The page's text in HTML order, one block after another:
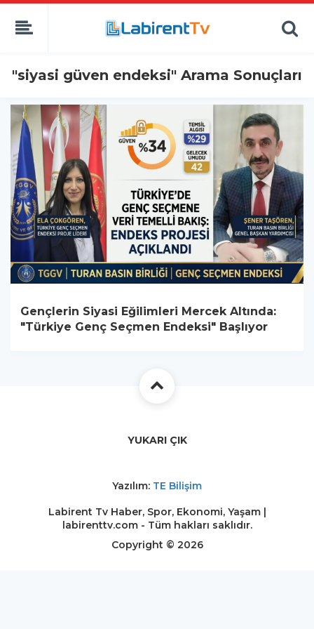
"siyasi güven endeksi" Arama Sonuçları
Gençlerin Siyasi Eğilimleri Mercek Altında:
"Türkiye Genç Seçmen Endeksi" Başlıyor
YUKARI ÇIK
Yazılım: TE Bilişim
Labirent Tv Haber, Spor, Ekonomi, Yaşam |
labirenttv.com - Tüm hakları saklıdır.
Copyright © 2026